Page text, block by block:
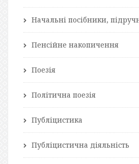
Начальні посібники,
Пенсійне накопичення
Поезія
Політична поезія
Публіцистика
Публіцистична діяльність